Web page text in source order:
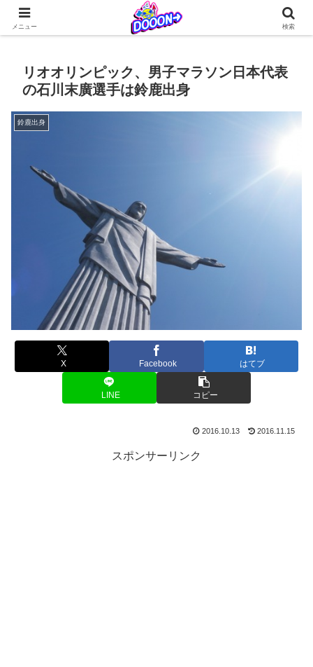
どぅーんくんが仲間たちとなんやかんやを繰り広げる日常系4コマ更新中！
リオオリンピック、男子マラソン日本代表
の石川末廣選手は鈴鹿出身
鈴鹿出身
X Facebook はてブ
LINE コピー
2016.10.13 2016.11.15
スポンサーリンク
メニュー 検索